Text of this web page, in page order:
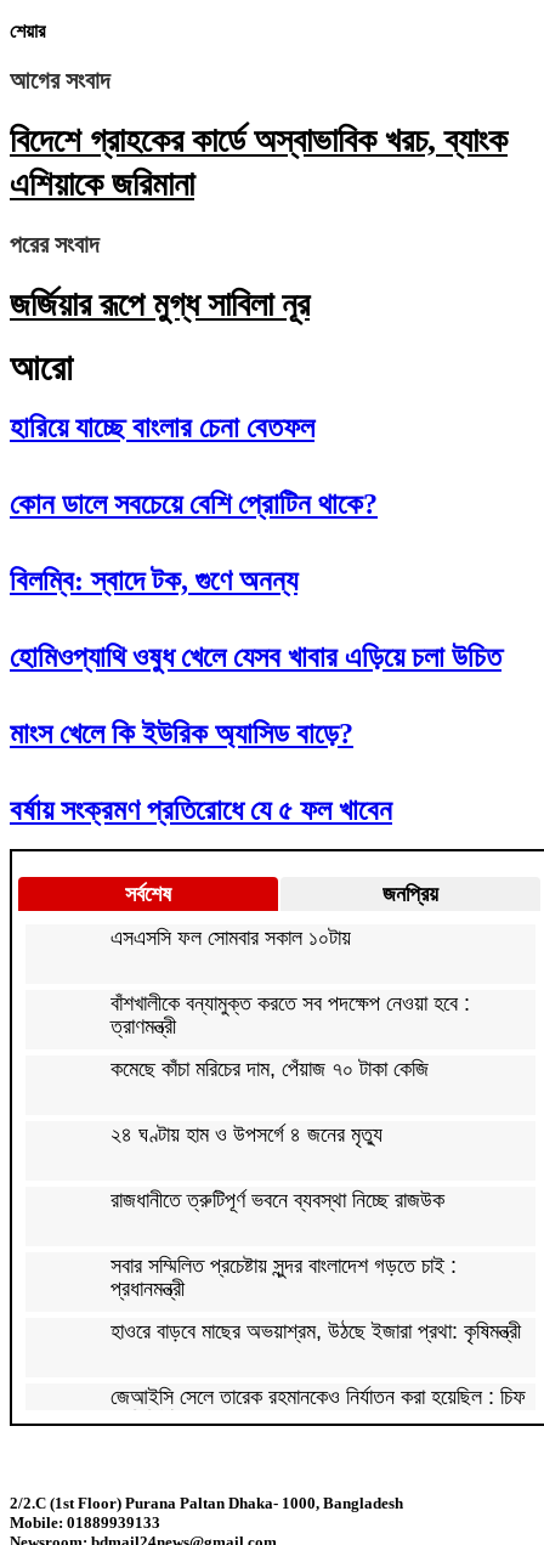
শেয়ার
আগের সংবাদ
বিদেশে গ্রাহকের কার্ডে অস্বাভাবিক খরচ, ব্যাংক
এশিয়াকে জরিমানা
পরের সংবাদ
জর্জিয়ার রূপে মুগ্ধ সাবিলা নূর
আরো
হারিয়ে যাচ্ছে বাংলার চেনা বেতফল
কোন ডালে সবচেয়ে বেশি প্রোটিন থাকে?
বিলম্বি: স্বাদে টক, গুণে অনন্য
হোমিওপ্যাথি ওষুধ খেলে যেসব খাবার এড়িয়ে চলা উচিত
মাংস খেলে কি ইউরিক অ্যাসিড বাড়ে?
বর্ষায় সংক্রমণ প্রতিরোধে যে ৫ ফল খাবেন
সর্বশেষ
জনপ্রিয়
এসএসসি ফল সোমবার সকাল ১০টায়
বাঁশখালীকে বন্যামুক্ত করতে সব পদক্ষেপ নেওয়া হবে :
ত্রাণমন্ত্রী
কমেছে কাঁচা মরিচের দাম, পেঁয়াজ ৭০ টাকা কেজি
২৪ ঘণ্টায় হাম ও উপসর্গে ৪ জনের মৃত্যু
রাজধানীতে ত্রুটিপূর্ণ ভবনে ব্যবস্থা নিচ্ছে রাজউক
সবার সম্মিলিত প্রচেষ্টায় সুন্দর বাংলাদেশ গড়তে চাই :
প্রধানমন্ত্রী
হাওরে বাড়বে মাছের অভয়াশ্রম, উঠছে ইজারা প্রথা: কৃষিমন্ত্রী
জেআইসি সেলে তারেক রহমানকেও নির্যাতন করা হয়েছিল : চিফ
প্রসিকিউটর
২০২৭ সালের রমজান ও ঈদের সম্ভাব্য তারিখ জানা গেল
2/2.C (1st Floor) Purana Paltan Dhaka- 1000, Bangladesh
Mobile: 01889939133